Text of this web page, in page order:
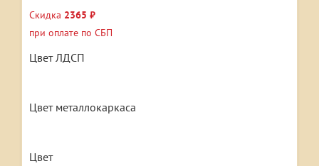
Скидка 2365 ₽
при оплате по СБП
Цвет ЛДСП
Цвет металлокаркаса
Цвет